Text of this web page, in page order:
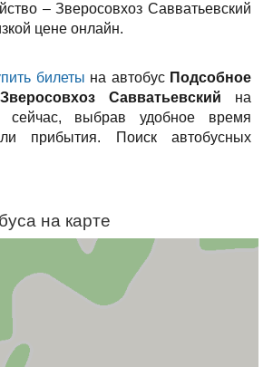
– Зверосовхоз Савватьевский
цене онлайн.
билеты на автобус Подсобное
Савватьевский на
сейчас, выбрав удобное время
прибытия. Поиск автобусных
на карте